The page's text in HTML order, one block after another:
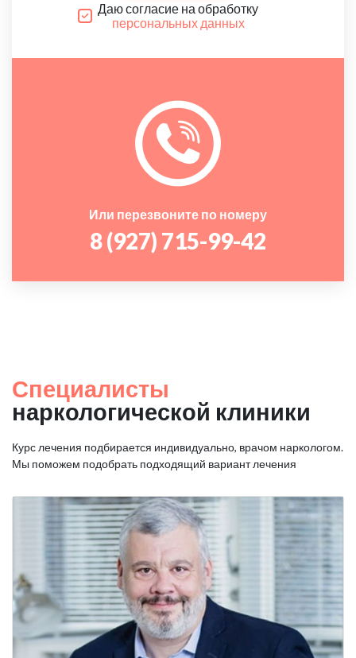
Даю согласие на обработку
персональных данных
Или перезвоните по номеру
8 (927) 715-99-42
Специалисты
наркологической клиники
Курс лечения подбирается индивидуально, врачом наркологом.
Мы поможем подобрать подходящий вариант лечения